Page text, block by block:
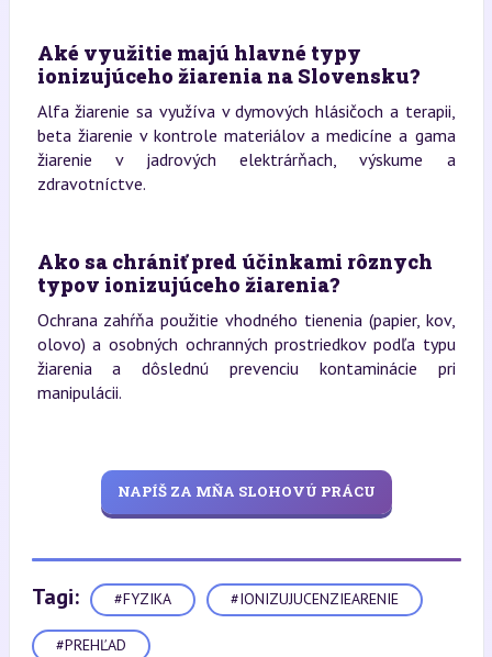
Aké využitie majú hlavné typy
ionizujúceho žiarenia na Slovensku?
Alfa žiarenie sa využíva v dymových hlásičoch a terapii,
beta žiarenie v kontrole materiálov a medicíne a gama
žiarenie v jadrových elektrárňach, výskume a
zdravotníctve.
Ako sa chrániť pred účinkami rôznych
typov ionizujúceho žiarenia?
Ochrana zahŕňa použitie vhodného tienenia (papier, kov,
olovo) a osobných ochranných prostriedkov podľa typu
žiarenia a dôslednú prevenciu kontaminácie pri
manipulácii.
NAPÍŠ ZA MŇA SLOHOVÚ PRÁCU
Tagi: #FYZIKA #IONIZUJUCENZIEARENIE
#PREHĽAD